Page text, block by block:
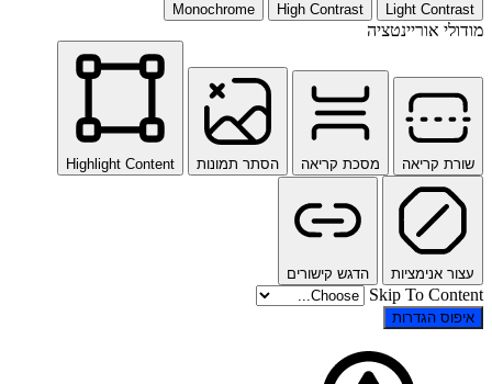
Light Contrast
High Contrast
Monochrome
מודולי אוריינטציה
שורת קריאה מסכת קריאה הסתר תמונות Highlight Content
עצור אנימציות הדגש קישורים
Skip To Content
איפוס הגדרות